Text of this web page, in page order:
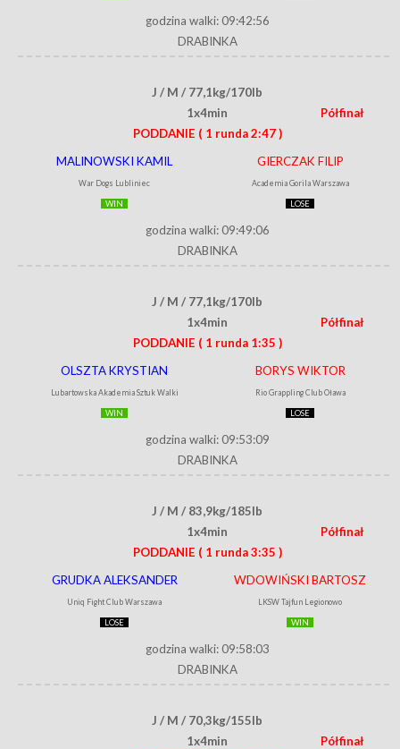
godzina walki: 09:42:56
DRABINKA
J / M / 77,1kg/170lb
1x4min
Półfinał
PODDANIE ( 1 runda 2:47 )
MALINOWSKI KAMIL
War Dogs Lubliniec
WIN
GIERCZAK FILIP
Academia Gorila Warszawa
LOSE
godzina walki: 09:49:06
DRABINKA
J / M / 77,1kg/170lb
1x4min
Półfinał
PODDANIE ( 1 runda 1:35 )
OLSZTA KRYSTIAN
Lubartowska Akademia Sztuk Walki
WIN
BORYS WIKTOR
Rio Grappling Club Oława
LOSE
godzina walki: 09:53:09
DRABINKA
J / M / 83,9kg/185lb
1x4min
Półfinał
PODDANIE ( 1 runda 3:35 )
GRUDKA ALEKSANDER
Uniq Fight Club Warszawa
LOSE
WDOWIŃSKI BARTOSZ
LKSW Tajfun Legionowo
WIN
godzina walki: 09:58:03
DRABINKA
J / M / 70,3kg/155lb
1x4min
Półfinał